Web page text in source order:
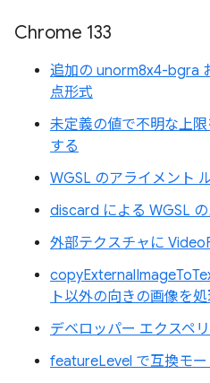
Chrome 133
追加の unorm8x4-bgra
点形式
未定義の値で不明な上
する
WGSL のアライメント
discard による WGSL
外部テクスチャに
ト以外の向きの画像を
デベロッパー エクスペ
featureLevel で互換モ